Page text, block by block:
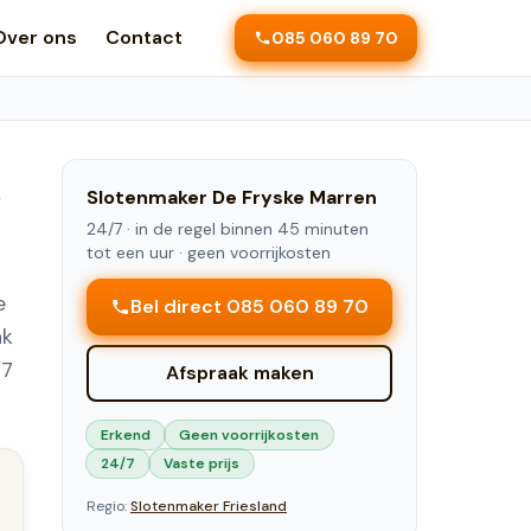
ons Contact 085 060 89 70
Slotenmaker De Fryske Marren
24/7 · in de regel binnen 45 minuten
tot een uur · geen voorrijkosten
Bel direct 085 060 89 70
Afspraak maken
Erkend
Geen voorrijkosten
24/7
Vaste prijs
Regio:SlotenmakerFriesland